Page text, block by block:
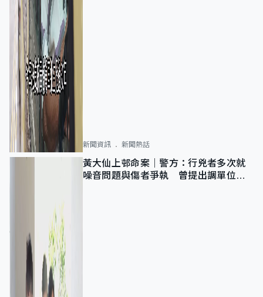
新聞資訊 新聞熱話
黃大仙上邨命案｜警方：行兇者多次就
噪音問題與傷者爭執 曾提出調單位已